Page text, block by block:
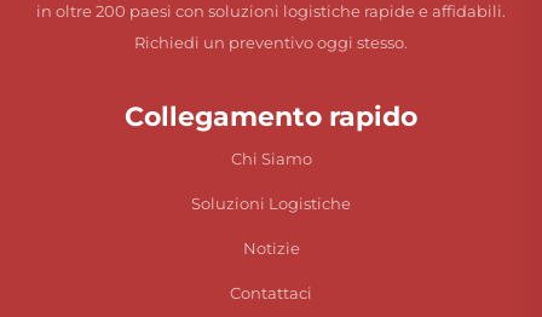
in oltre 200 paesi con soluzioni logistiche rapide e affidabili.
Richiedi un preventivo oggi stesso.
Collegamento rapido
Chi Siamo
Soluzioni Logistiche
Notizie
Contattaci